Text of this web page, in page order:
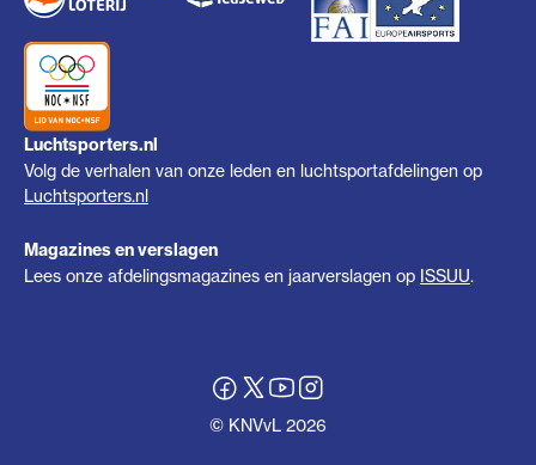
Luchtsporters.nl
Volg de verhalen van onze leden en luchtsportafdelingen op
Luchtsporters.nl
Magazines en verslagen
Lees onze afdelingsmagazines en jaarverslagen op ISSUU.
© KNVvL 2026